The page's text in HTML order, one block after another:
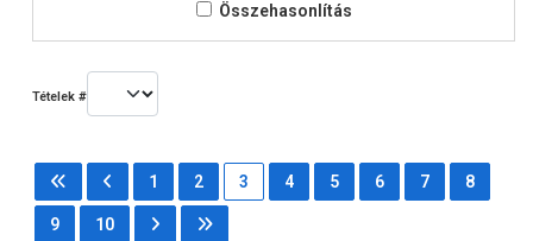
Összehasonlítás
Tételek #
1 2 3 4 5 6 7 8
9 10